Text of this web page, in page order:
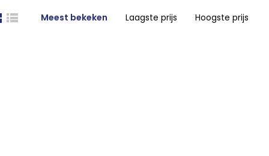
Meest bekeken Laagste prijs Hoogste prijs